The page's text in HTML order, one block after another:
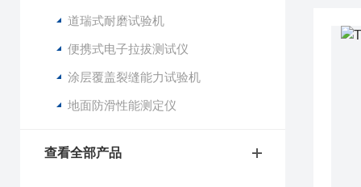
道瑞式耐磨试验机
便携式电子拉拔测试仪
涂层覆盖裂缝能力试验机
地面防滑性能测定仪
查看全部产品